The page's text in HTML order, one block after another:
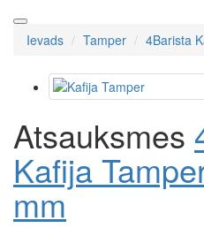
Ievads Tamper 4Barista
Atsauksmes
Kafija
mm